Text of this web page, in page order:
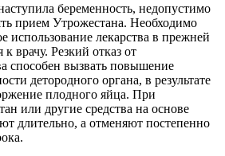
беременность, недопустимо
прием Утрожестана. Необходимо
использование лекарства в прежней
к врачу. Резкий отказ от
способен вызвать повышение
детородного органа, в результате
плодного яйца. При
или другие средства на основе
длительно, а отменяют постепенно